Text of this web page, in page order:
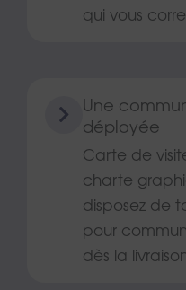
qui vous
Une
déployée
Carte de
charte
disposez de
pour
dès la